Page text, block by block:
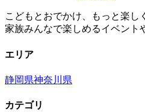
こどもとおでかけ、もっと楽し
家族みんなで楽しめるイベント
エリア
静岡県神奈川県
カテゴリ